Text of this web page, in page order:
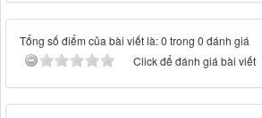
Tổng số điểm của bài viết là: 0 trong 0 đánh giá
Click để đánh giá bài viết